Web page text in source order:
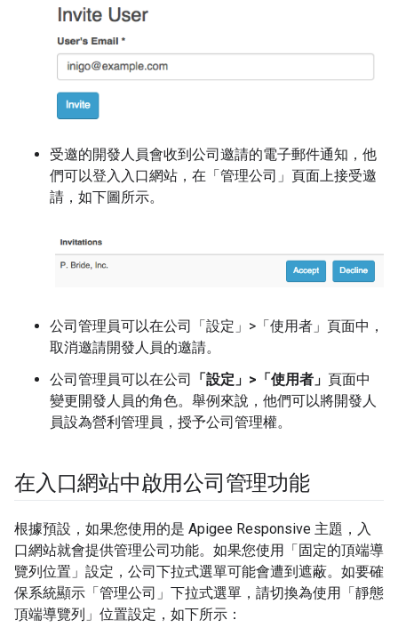
受邀的開發人員會收到公司邀請的電子郵件通知，他
們可以登入入口網站，在「管理公司」頁面上接受邀
請，如下圖所示。
公司管理員可以在公司「設定」>「使用者」 頁面中，
取消邀請開發人員的邀請。
公司管理員可以在公司
「設定」>「使用者」 頁面中
變更開發人員的角色。舉例來說，他們可以將開發人
員設為營利管理員，授予公司管理權。
在入口網站中啟用公司管理功能
根據預設，如果您使用的是 Apigee Responsive 主題，入
口網站就會提供管理公司功能。如果您使用「固定的頂端導
覽列位置」設定，公司下拉式選單可能會遭到遮蔽。如要確
保系統顯示「管理公司」下拉式選單，請切換為使用「靜態
頂端導覽列」位置設定，如下所示：